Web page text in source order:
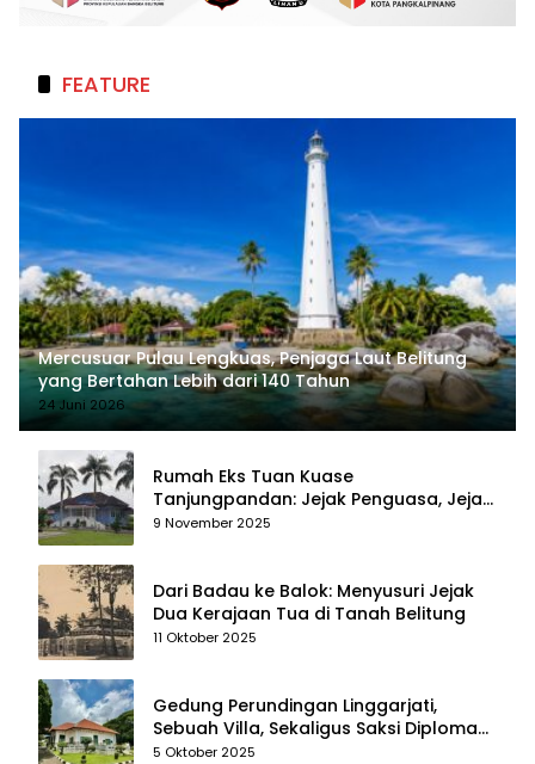
FEATURE
Mercusuar Pulau Lengkuas, Penjaga Laut Belitung
yang Bertahan Lebih dari 140 Tahun
24 Juni 2026
Rumah Eks Tuan Kuase
Tanjungpandan: Jejak Penguasa, Jejak
Kenangan
9 November 2025
Dari Badau ke Balok: Menyusuri Jejak
Dua Kerajaan Tua di Tanah Belitung
11 Oktober 2025
Gedung Perundingan Linggarjati,
Sebuah Villa, Sekaligus Saksi Diplomasi
yang Mengubah Arah Bangsa
5 Oktober 2025